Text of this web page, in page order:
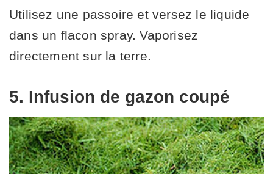
Utilisez une passoire et versez le liquide
dans un flacon spray. Vaporisez
directement sur la terre.
5. Infusion de gazon coupé